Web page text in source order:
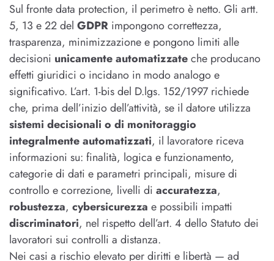
Sul fronte data protection, il perimetro è netto. Gli artt.
5, 13 e 22 del GDPR impongono correttezza,
trasparenza, minimizzazione e pongono limiti alle
decisioni unicamente automatizzateche producano
effetti giuridici o incidano in modo analogo e
significativo. L’art. 1-bis del D.lgs. 152/1997 richiede
che, prima dell’inizio dell’attività, se il datore utilizza
sistemi decisionali o di monitoraggio
integralmente automatizzati, il lavoratore riceva
informazioni su: finalità, logica e funzionamento,
categorie di dati e parametri principali, misure di
controllo e correzione, livelli di accuratezza,
robustezza, cybersicurezza e possibili impatti
discriminatori, nel rispetto dell’art. 4 dello Statuto dei
lavoratori sui controlli a distanza.
Nei casi a rischio elevato per diritti e libertà — ad